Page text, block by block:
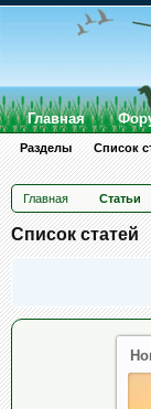
Главная Статьи
Список статей
Главная
Разделы Список